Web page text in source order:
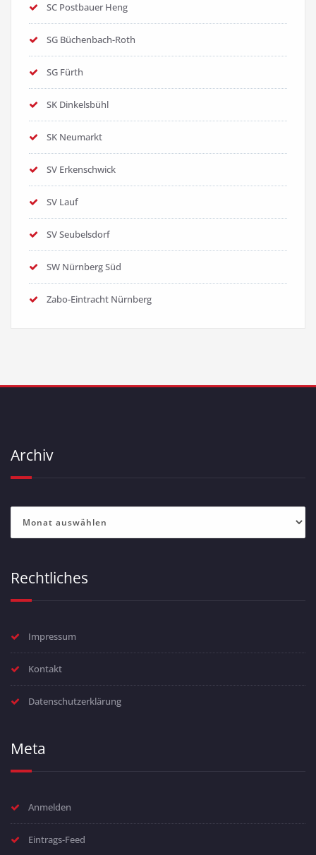
SC Postbauer Heng
SG Büchenbach-Roth
SG Fürth
SK Dinkelsbühl
SK Neumarkt
SV Erkenschwick
SV Lauf
SV Seubelsdorf
SW Nürnberg Süd
Zabo-Eintracht Nürnberg
Archiv
Rechtliches
Impressum
Kontakt
Datenschutzerklärung
Meta
Anmelden
Eintrags-Feed